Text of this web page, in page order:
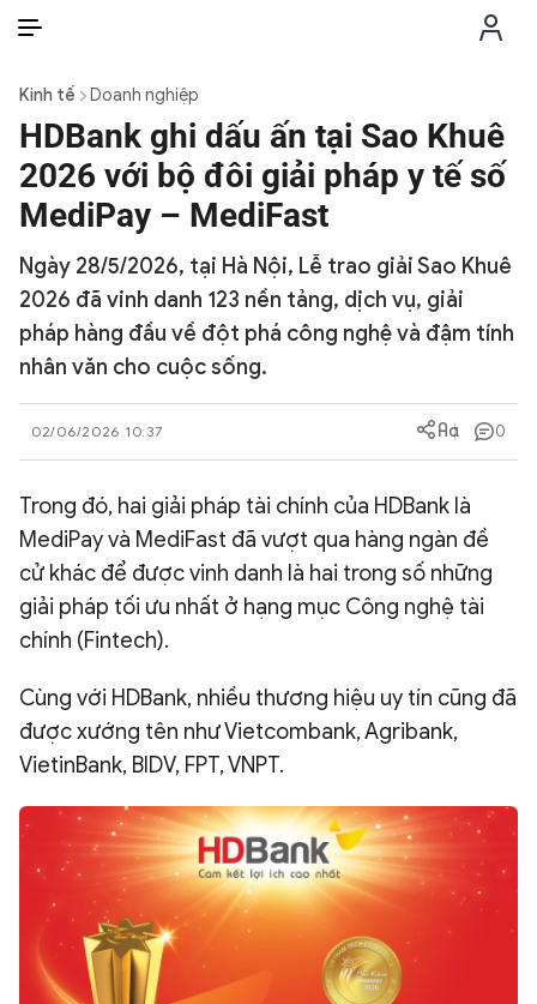
THỜI SỰ
CHỐNG DIỄN BIẾN HÒA BÌNH
CÔNG AN TRONG LÒNG DÂN
XÃ HỘI
CÔNG NGHỆ
QUỐC TẾ
VĂN HÓA - THỂ THAO
BẠN ĐỌC & CAND
eMagazine
Podcast
Video Ảnh
Infographic
Chuyên trang An ninh thế giới
Văn nghệ Công an
Chuyên đề
Kinh tế Doanh nghiệp
HDBank ghi dấu ấn tại Sao Khuê
2026 với bộ đôi giải pháp y tế số
MediPay – MediFast
Ngày 28/5/2026, tại Hà Nội, Lễ trao giải Sao Khuê
2026 đã vinh danh 123 nền tảng, dịch vụ, giải
pháp hàng đầu về đột phá công nghệ và đậm tính
nhân văn cho cuộc sống.
02/06/2026 10:37 0
Trong đó, hai giải pháp tài chính của HDBank là
MediPay và MediFast đã vượt qua hàng ngàn đề
cử khác để được vinh danh là hai trong số những
giải pháp tối ưu nhất ở hạng mục Công nghệ tài
chính (Fintech).
Cùng với HDBank, nhiều thương hiệu uy tín cũng đã
được xướng tên như Vietcombank, Agribank,
VietinBank, BIDV, FPT, VNPT.